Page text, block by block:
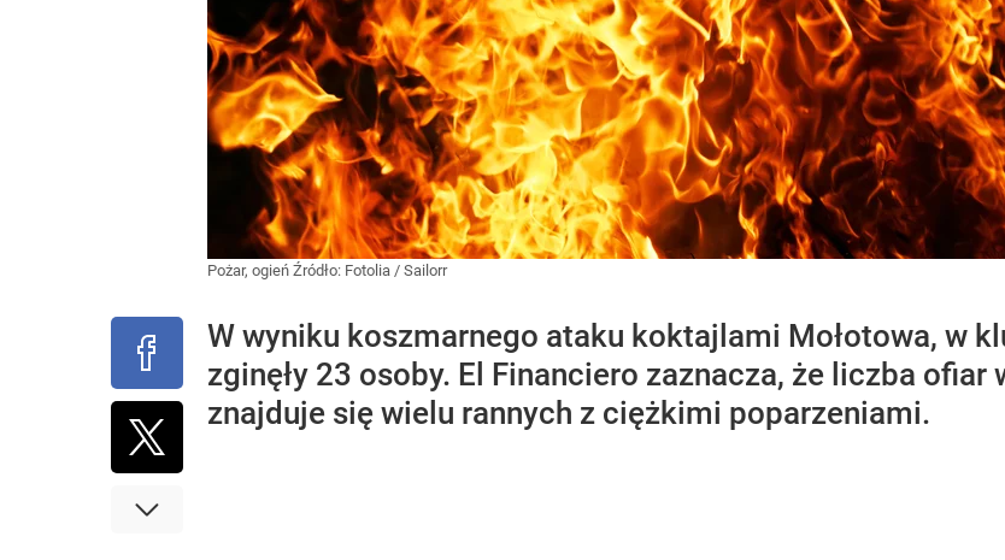
Pożar, ogień Źródło: Fotolia / Sailorr
W wyniku koszmarnego ataku koktajlami Mołotowa, w
zginęły 23 osoby. El Financiero zaznacza, że liczba
znajduje się wielu rannych z ciężkimi poparzeniami.